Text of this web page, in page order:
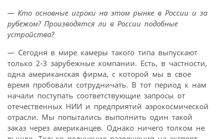
— Кто основные игроки на этом рынке в России и за
рубежом? Производятся ли в России подобные
устройства?
— Сегодня в мире камеры такого типа выпускают
только 2-3 зарубежные компании. Есть, в частности,
одна американская фирма, с которой мы в свое
время пробовали сотрудничать. В тот период к нам
начали поступать соответствующие запросы от
отечественных НИИ и предприятий аэрокосмической
отрасли. Мы попытались выполнить один такой
заказ через американцев. Однако ничего толком не